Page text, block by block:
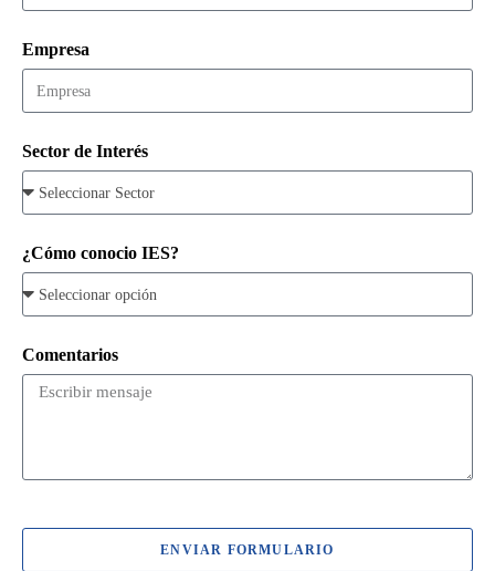
Empresa
Sector de Interés
¿Cómo conocio IES?
Comentarios
ENVIAR FORMULARIO